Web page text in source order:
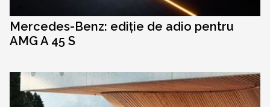
Mercedes-Benz: ediție de adio pentru
AMG A 45 S